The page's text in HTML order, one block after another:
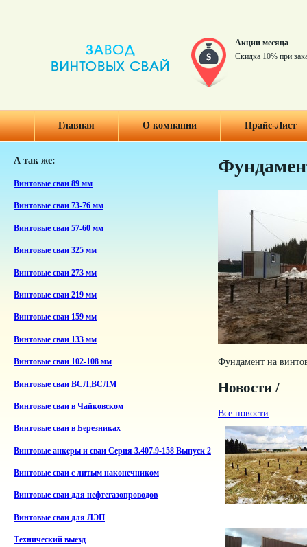
Акции месяца
Скидка 10% при
Главная О компании Прайс-Лист
А так же:
Винтовые сваи 89 мм
Винтовые сваи 73-76 мм
Винтовые сваи 57-60 мм
Винтовые сваи 325 мм
Винтовые сваи 273 мм
Винтовые сваи 219 мм
Винтовые сваи 159 мм
Винтовые сваи 133 мм
Винтовые сваи 102-108 мм
Винтовые сваи ВСЛ,ВСЛМ
Винтовые сваи в Чайковском
Винтовые сваи в Березниках
Винтовые анкеры и сваи Серия 3.407.9-158 Выпуск 2
Винтовые сваи с литым наконечником
Винтовые сваи для нефтегазопроводов
Винтовые сваи для ЛЭП
Технический выезд
Фундамент на
Новости /
Все новости